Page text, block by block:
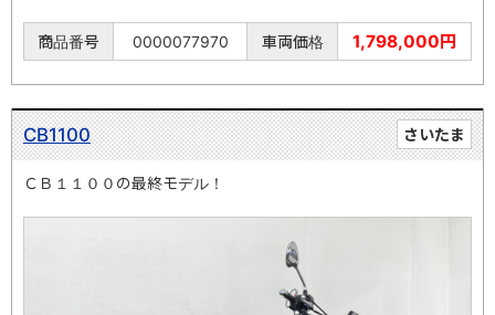
商品番号 0000077970 車両価格 1,798,000円
さいたま
CB1100
ＣＢ１１００の最終モデル！